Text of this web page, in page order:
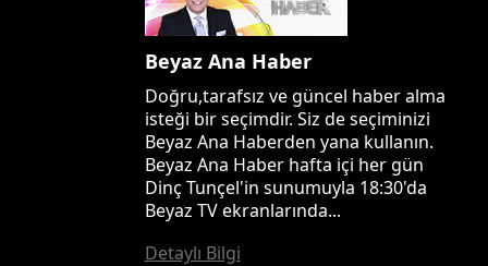
Beyaz Ana Haber
Doğru,tarafsız ve güncel haber alma
isteği bir seçimdir. Siz de seçiminizi
Beyaz Ana Haberden yana kullanın.
Beyaz Ana Haber hafta içi her gün
Dinç Tunçel'in sunumuyla 18:30'da
Beyaz TV ekranlarında...
Detaylı Bilgi